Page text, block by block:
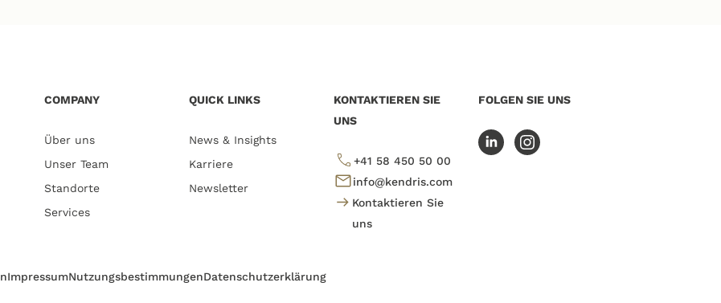
COMPANY
Über uns
Unser Team
Standorte
Services
QUICK LINKS
News & Insights
Karriere
Newsletter
KONTAKTIEREN SIE
UNS
+41 58 450 50 00
info@kendris.com
Kontaktieren Sie
uns
FOLGEN SIE UNS
ImpressumNutzungsbestimmungenDatenschutzerklärung